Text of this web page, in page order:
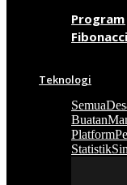
Teknologi
Semua
Buatan
Platform
Statistik